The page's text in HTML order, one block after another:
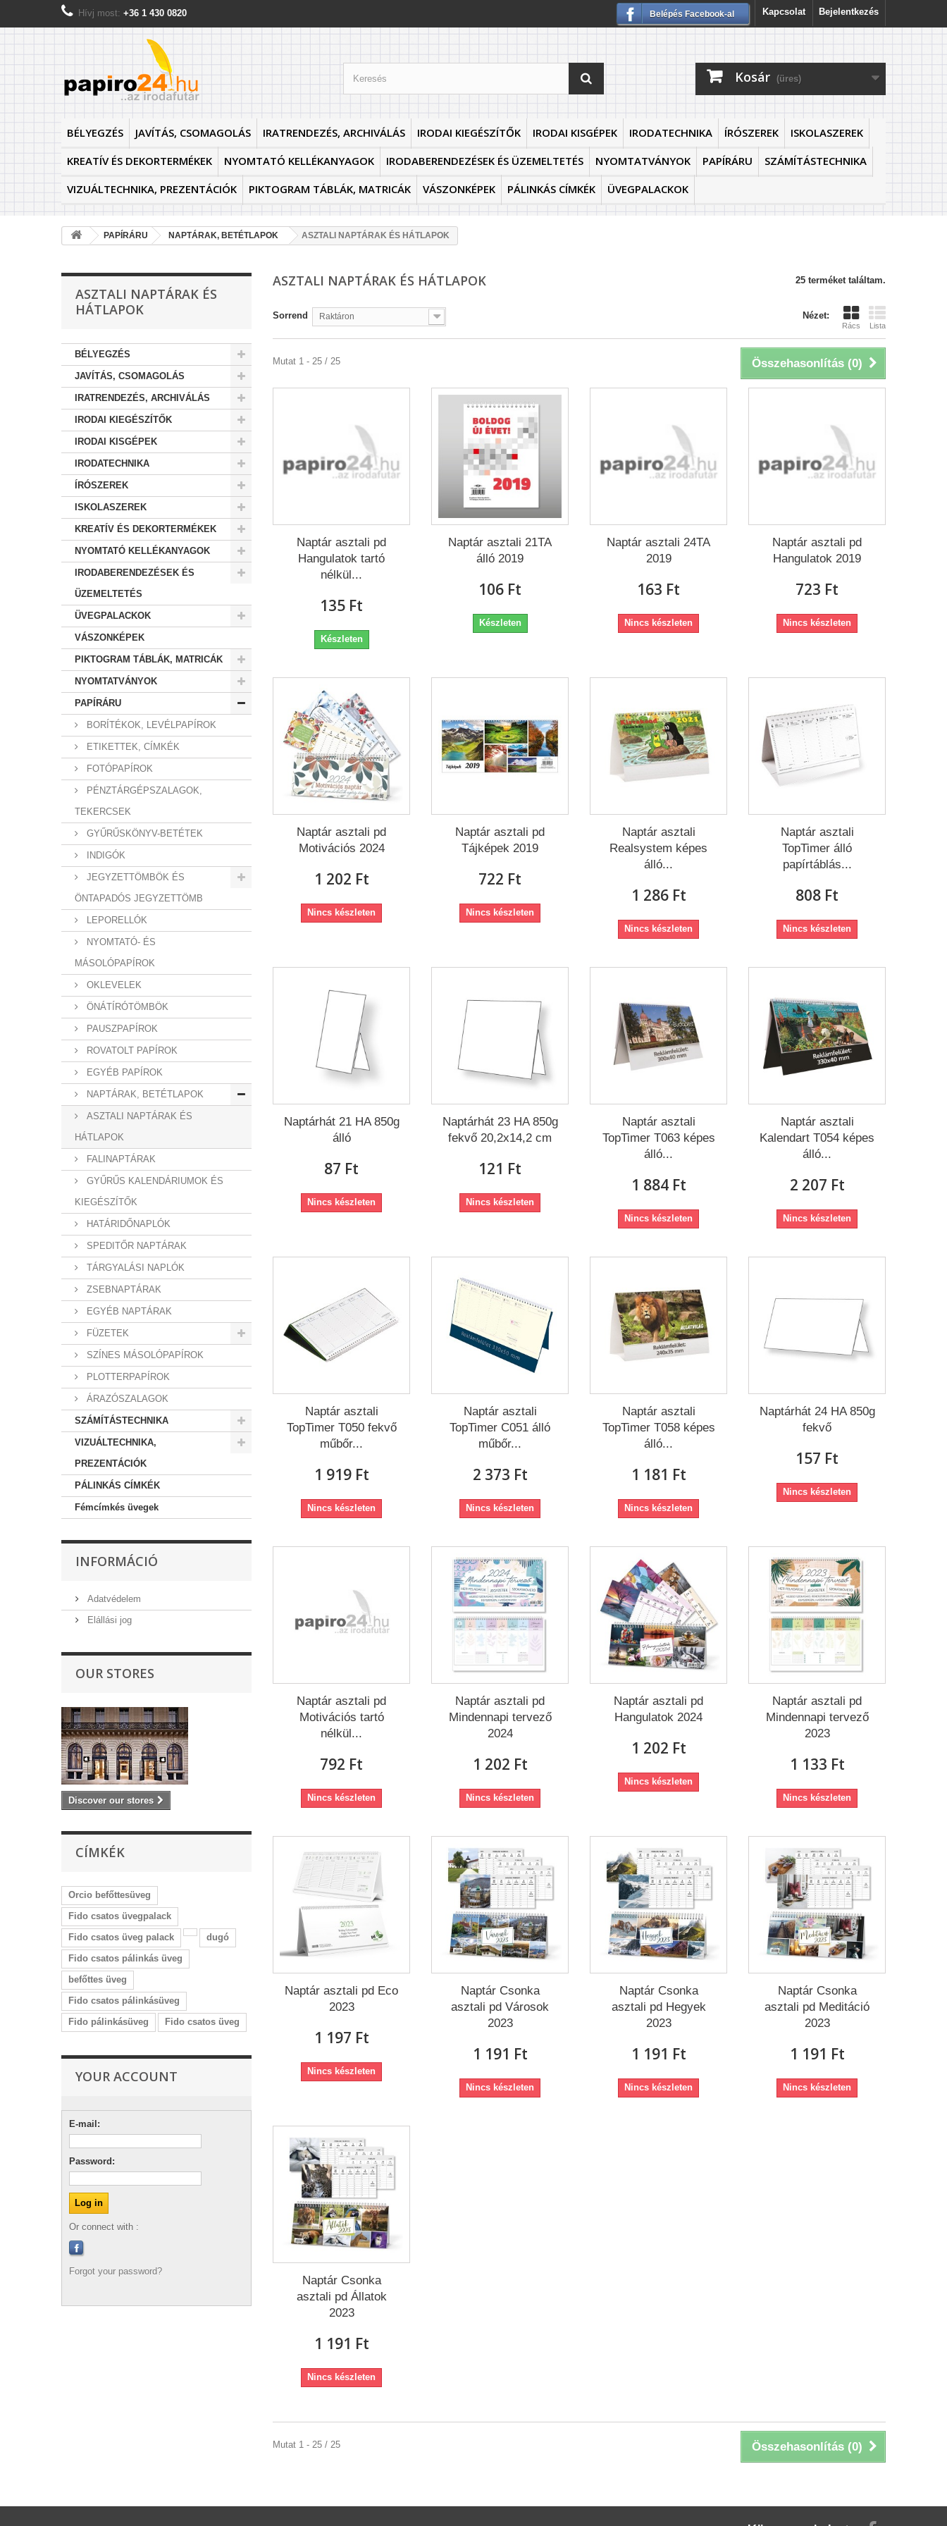
Bejelentkezés
Kapcsolat
Hívj most: +36 1 430 0820 Belépés Facebook-al
Kosár (üres)
BÉLYEGZÉS JAVÍTÁS, CSOMAGOLÁS IRATRENDEZÉS, ARCHIVÁLÁS IRODAI KIEGÉSZÍTŐK IRODAI KISGÉPEK IRODATECHNIKA ÍRÓSZEREK
ISKOLASZEREK
KREATÍV ÉS DEKORTERMÉKEK
NYOMTATÓ KELLÉKANYAGOK IRODABERENDEZÉSEK ÉS ÜZEMELTETÉS NYOMTATVÁNYOK PAPÍRÁRU
SZÁMÍTÁSTECHNIKA
VIZUÁLTECHNIKA, PREZENTÁCIÓK
PIKTOGRAM TÁBLÁK, MATRICÁK VÁSZONKÉPEK PÁLINKÁS CÍMKÉK ÜVEGPALACKOK
PAPÍRÁRU NAPTÁRAK, BETÉTLAPOK ASZTALI NAPTÁRAK ÉS HÁTLAPOK
ASZTALI NAPTÁRAK ÉS
HÁTLAPOK
BÉLYEGZÉS
JAVÍTÁS, CSOMAGOLÁS
IRATRENDEZÉS, ARCHIVÁLÁS
IRODAI KIEGÉSZÍTŐK
IRODAI KISGÉPEK
IRODATECHNIKA
ÍRÓSZEREK
ISKOLASZEREK
KREATÍV ÉS DEKORTERMÉKEK
NYOMTATÓ KELLÉKANYAGOK
IRODABERENDEZÉSEK ÉS
ÜZEMELTETÉS
ÜVEGPALACKOK
VÁSZONKÉPEK
PIKTOGRAM TÁBLÁK, MATRICÁK
NYOMTATVÁNYOK
PAPÍRÁRU
BORÍTÉKOK, LEVÉLPAPÍROK
ETIKETTEK, CÍMKÉK
FOTÓPAPÍROK
PÉNZTÁRGÉPSZALAGOK,
TEKERCSEK
GYŰRŰSKÖNYV-BETÉTEK
INDIGÓK
JEGYZETTÖMBÖK ÉS
ÖNTAPADÓS JEGYZETTÖMB
LEPORELLÓK
NYOMTATÓ- ÉS
MÁSOLÓPAPÍROK
OKLEVELEK
ÖNÁTÍRÓTÖMBÖK
PAUSZPAPÍROK
ROVATOLT PAPÍROK
EGYÉB PAPÍROK
NAPTÁRAK, BETÉTLAPOK
ASZTALI NAPTÁRAK ÉS
HÁTLAPOK
FALINAPTÁRAK
GYŰRŰS KALENDÁRIUMOK ÉS
KIEGÉSZÍTŐK
HATÁRIDŐNAPLÓK
SPEDITŐR NAPTÁRAK
TÁRGYALÁSI NAPLÓK
ZSEBNAPTÁRAK
EGYÉB NAPTÁRAK
FÜZETEK
SZÍNES MÁSOLÓPAPÍROK
PLOTTERPAPÍROK
ÁRAZÓSZALAGOK
SZÁMÍTÁSTECHNIKA
VIZUÁLTECHNIKA,
PREZENTÁCIÓK
PÁLINKÁS CÍMKÉK
Fémcímkés üvegek
INFORMÁCIÓ
Adatvédelem
Elállási jog
OUR STORES
Discover our stores
CÍMKÉK
Orcio befőttesüveg
Fido csatos üvegpalack
Fido csatos üveg palack
dugó
Fido csatos pálinkás üveg
befőttes üveg
Fido csatos pálinkásüveg
Fido pálinkásüveg
Fido csatos üveg
YOUR ACCOUNT
E-mail:
Password:
Or connect with :
Forgot your password?
ASZTALI NAPTÁRAK ÉS HÁTLAPOK 25 terméket találtam.
Nézet:
Rács Lista
Sorrend Raktáron
Összehasonlítás (0)
Mutat 1 - 25 / 25
Naptár asztali pd
Hangulatok tartó
nélkül...
135 Ft‎
Készleten
Naptár asztali 21TA
álló 2019
106 Ft‎
Készleten
Naptár asztali 24TA
2019
163 Ft‎
Nincs készleten
Naptár asztali pd
Hangulatok 2019
723 Ft‎
Nincs készleten
Naptár asztali pd
Motivációs 2024
1 202 Ft‎
Nincs készleten
Naptár asztali pd
Tájképek 2019
722 Ft‎
Nincs készleten
Naptár asztali
Realsystem képes
álló...
1 286 Ft‎
Nincs készleten
Naptár asztali
TopTimer álló
papírtáblás...
808 Ft‎
Nincs készleten
Naptárhát 21 HA 850g
álló
87 Ft‎
Nincs készleten
Naptárhát 23 HA 850g
fekvő 20,2x14,2 cm
121 Ft‎
Nincs készleten
Naptár asztali
TopTimer T063 képes
álló...
1 884 Ft‎
Nincs készleten
Naptár asztali
Kalendart T054 képes
álló...
2 207 Ft‎
Nincs készleten
Naptár asztali
TopTimer T050 fekvő
műbőr...
1 919 Ft‎
Nincs készleten
Naptár asztali
TopTimer C051 álló
műbőr...
2 373 Ft‎
Nincs készleten
Naptár asztali
TopTimer T058 képes
álló...
1 181 Ft‎
Nincs készleten
Naptárhát 24 HA 850g
fekvő
157 Ft‎
Nincs készleten
Naptár asztali pd
Motivációs tartó
nélkül...
792 Ft‎
Nincs készleten
Naptár asztali pd
Mindennapi tervező
2024
1 202 Ft‎
Nincs készleten
Naptár asztali pd
Hangulatok 2024
1 202 Ft‎
Nincs készleten
Naptár asztali pd
Mindennapi tervező
2023
1 133 Ft‎
Nincs készleten
Naptár asztali pd Eco
2023
1 197 Ft‎
Nincs készleten
Naptár Csonka
asztali pd Városok
2023
1 191 Ft‎
Nincs készleten
Naptár Csonka
asztali pd Hegyek
2023
1 191 Ft‎
Nincs készleten
Naptár Csonka
asztali pd Meditáció
2023
1 191 Ft‎
Nincs készleten
Naptár Csonka
asztali pd Állatok
2023
1 191 Ft‎
Nincs készleten
Összehasonlítás (0)
Mutat 1 - 25 / 25